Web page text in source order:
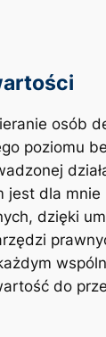
osób
poziomu
jest dla mnie
dzięki
do